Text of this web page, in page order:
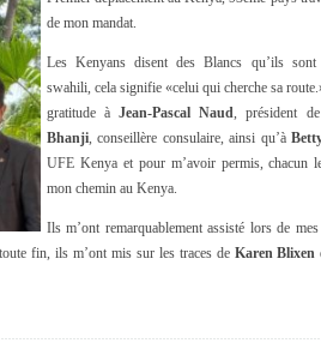
de mon mandat.
Les Kenyans disent des Blancs qu’ils
swahili, cela signifie «celui qui cherche sa
gratitude àJean-Pascal Naud, président
Bhanji, conseillère consulaire, ainsi qu’à
UFE Kenya et pour m’avoir permis, chacun
mon chemin au Kenya.
Ils m’ont remarquablement assisté lors de
fin, ils m’ont mis sur les traces de Karen Blixen